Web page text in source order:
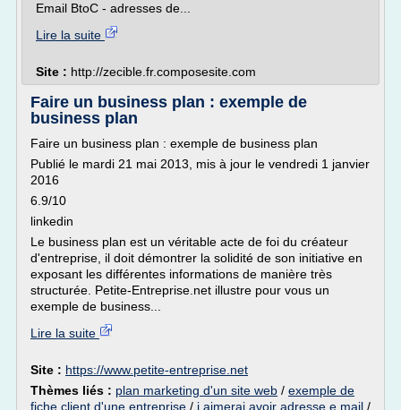
Email BtoC - adresses de...
Lire la suite
Site : http://zecible.fr.composesite.com
Faire un business plan : exemple de
business plan
Faire un business plan : exemple de business plan
Publié le mardi 21 mai 2013, mis à jour le vendredi 1 janvier
2016
6.9/10
linkedin
Le business plan est un véritable acte de foi du créateur
d'entreprise, il doit démontrer la solidité de son initiative en
exposant les différentes informations de manière très
structurée. Petite-Entreprise.net illustre pour vous un
exemple de business...
Lire la suite
Site : https://www.petite-entreprise.net
Thèmes liés : plan marketing d'un site web / exemple de
fiche client d'une entreprise / j aimerai avoir adresse e mail /